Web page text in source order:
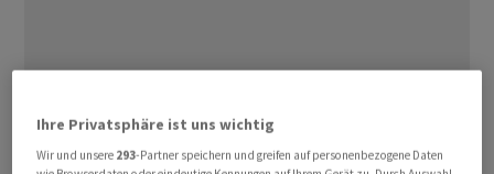
Am Nachmittag fiel der Preis für das Edelmetall an der
Ihre Privatsphäre ist uns wichtig
Wir und unsere 293-Partner speichern und greifen auf personenbezogene Daten